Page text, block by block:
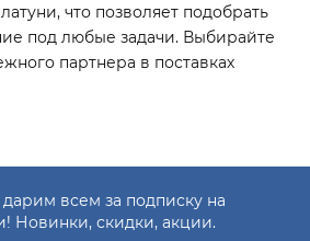
что позволяет подобрать
под любые задачи. Выбирайте
партнера в поставках
всем за подписку на
Новинки, скидки, акции.